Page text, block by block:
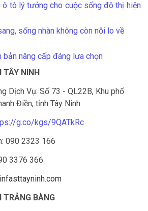
ô tô lý tưởng cho cuộc sống đô thị hiện
sống nhàn không còn nỗi lo về
nâng cấp đáng lựa chọn
NINH
Dịch Vụ: Số 73 - QL22B, Khu phố
Điền, tỉnh Tây Ninh
g.co/kgs/9QATkRc
090 2323 166
3376 366
TRẢNG BÀNG